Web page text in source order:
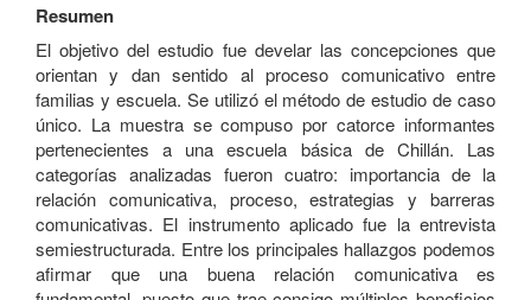
Resumen
El objetivo del estudio fue develar las concepciones que
orientan y dan sentido al proceso comunicativo entre
familias y escuela. Se utilizó el método de estudio de caso
único. La muestra se compuso por catorce informantes
pertenecientes a una escuela básica de Chillán. Las
categorías analizadas fueron cuatro: importancia de la
relación comunicativa, proceso, estrategias y barreras
comunicativas. El instrumento aplicado fue la entrevista
semiestructurada. Entre los principales hallazgos podemos
afirmar que una buena relación comunicativa es